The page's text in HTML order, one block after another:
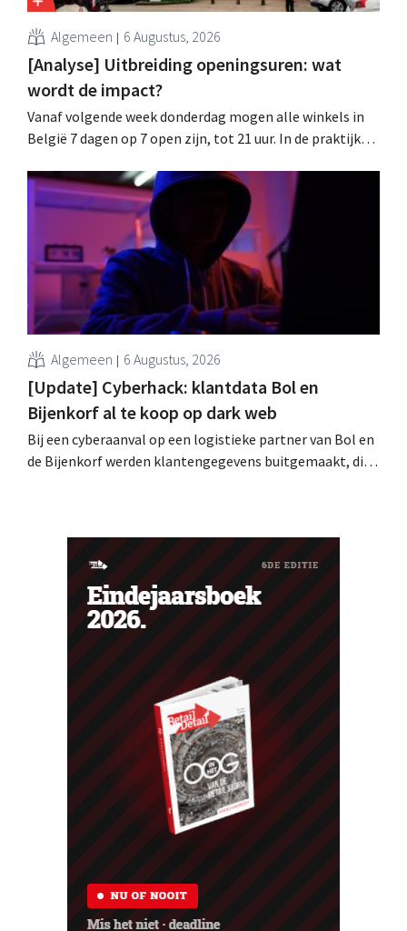
Algemeen 6 Augustus, 2026
[Analyse] Uitbreiding openingsuren: wat
wordt de impact?
Vanaf volgende week donderdag mogen alle winkels in
België 7 dagen op 7 open zijn, tot 21 uur. In de praktijk
arbeidswetgeving een hinderpaal. Is er een gelijk
speelveld?
Algemeen 6 Augustus, 2026
[Update] Cyberhack: klantdata Bol en
Bijenkorf al te koop op dark web
Bij een cyberaanval op een logistieke partner van Bol en
de Bijenkorf werden klantengegevens buitgemaakt, die